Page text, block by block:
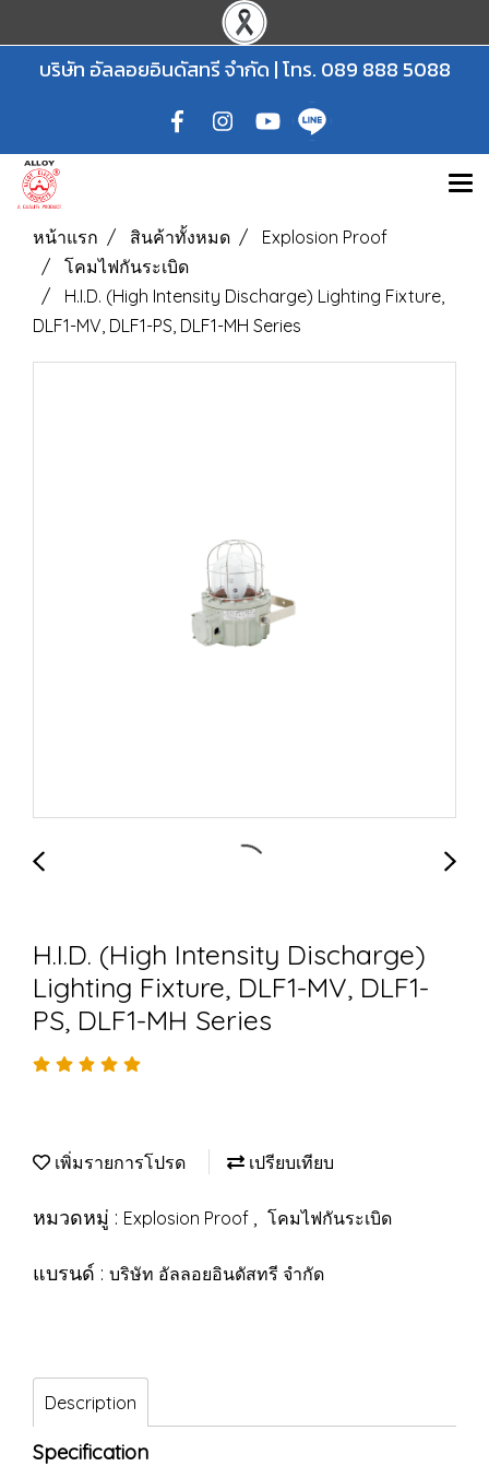
บริษัท อัลลอยอินดัสทรี จำกัด | โทร. 089 888 5088
หน้าแรก สินค้าทั้งหมด
Explosion Proof
โคมไฟกันระเบิด
H.I.D. (High Intensity Discharge) Lighting Fixture,
DLF1-MV, DLF1-PS, DLF1-MH Series
H.I.D. (High Intensity Discharge)
Lighting Fixture, DLF1-MV, DLF1-
PS, DLF1-MH Series
เพิ่มรายการโปรด เปรียบเทียบ
หมวดหมู่ : Explosion Proof , โคมไฟกันระเบิด
แบรนด์ : บริษัท อัลลอยอินดัสทรี จำกัด
Description
Specification